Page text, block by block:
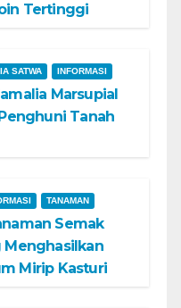
Tertinggi
SATWA INFORMASI
Marsupial
Tanah
TANAMAN
Semak
Menghasilkan
Mirip Kasturi